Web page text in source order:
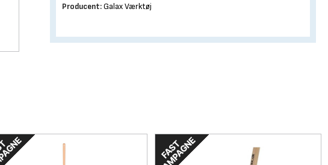
Producent:Galax Værktøj